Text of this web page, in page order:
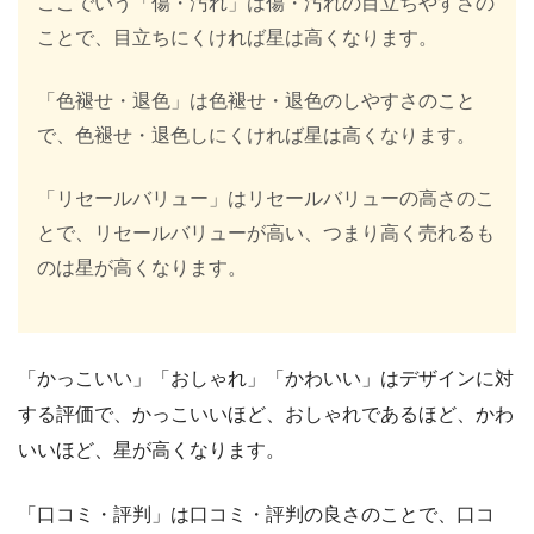
ことで、目立ちにくければ星は高くなります。
「色褪せ・退色」は色褪せ・退色のしやすさのこと
で、色褪せ・退色しにくければ星は高くなります。
「リセールバリュー」はリセールバリューの高さのこ
とで、リセールバリューが高い、つまり高く売れるも
のは星が高くなります。
「かっこいい」「おしゃれ」「かわいい」はデザインに対
する評価で、かっこいいほど、おしゃれであるほど、かわ
いいほど、星が高くなります。
「口コミ・評判」は口コミ・評判の良さのことで、口コ